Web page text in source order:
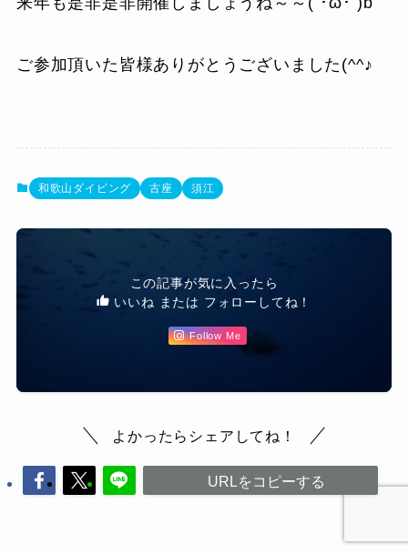
ご参加頂いた皆様ありがとうございました(^^♪
和歌山ダイビング 古座 須江
この記事が気に入ったら
いいね または フォローしてね！
Follow Me
よかったらシェアしてね！
URLをコピーする